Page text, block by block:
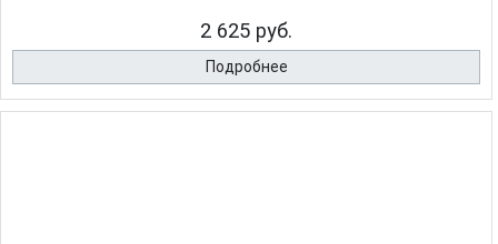
2 625 руб.
Подробнее